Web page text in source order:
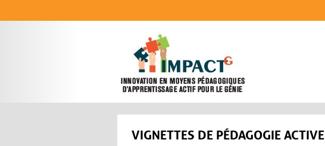
VIGNETTES DE PÉDAGOGIE ACTIVE